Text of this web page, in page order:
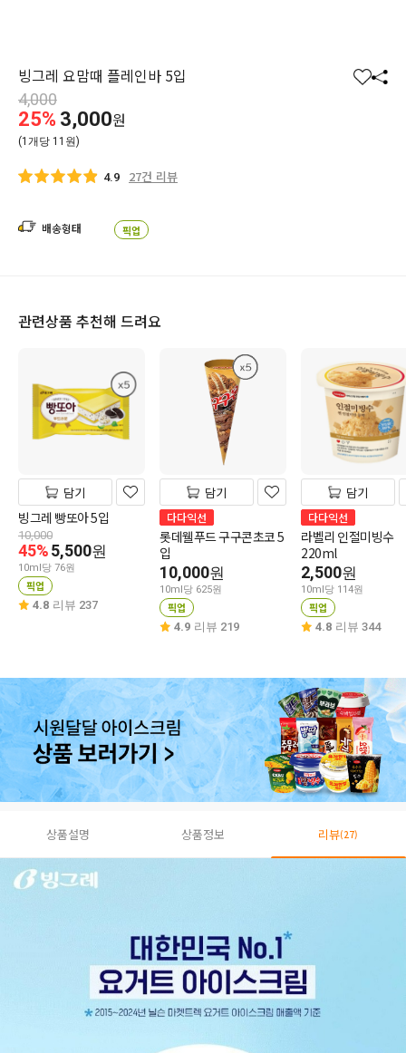
빙그레 요맘때 플레인바 5입
찜 공
4,000
25% 3,000원
(1개당 11원)
4.9 27건 리뷰
배송형태 픽업
관련상품 추천해 드려요
담기
빙그레 빵또아 5입
10,000
45%5,500원
10ml당 76원
픽업
4.8 리뷰 237
담기
다다익선
롯데웰푸드 구구콘초코 5
입
10,000원
10ml당 625원
픽업
4.9 리뷰 219
담기
다다익선
라벨리 인절미빙수
220ml
2,500원
10ml당 114원
픽업
4.8 리뷰 344
상품설명 상품정보 리뷰(27)